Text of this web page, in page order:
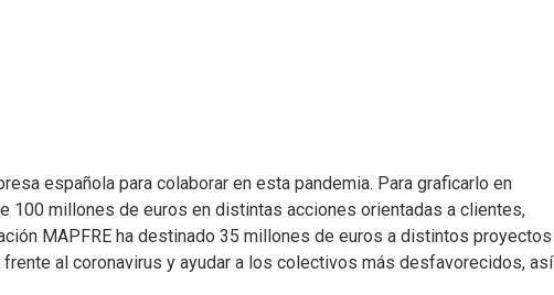
española para colaborar en esta pandemia. Para graficarlo en
100 millones de euros en distintas acciones orientadas a clientes,
MAPFRE ha destinado 35 millones de euros a distintos proyectos
al coronavirus y ayudar a los colectivos más desfavorecidos, así